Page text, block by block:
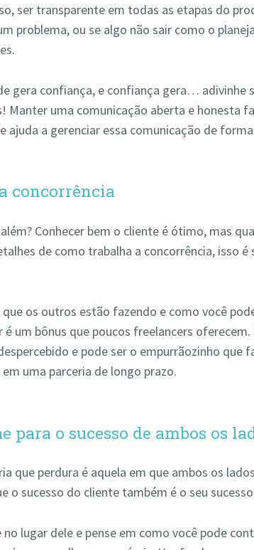
ser transparente em todas as etapas do
problema, ou se algo não sair como o
gera confiança, e confiança gera… adivinhe
Manter uma comunicação aberta e honesta
ajuda a gerenciar essa comunicação de
concorrência
Conhecer bem o cliente é ótimo, mas
de como trabalha a concorrência, isso é
os outros estão fazendo e como você
é um bônus que poucos freelancers
e pode ser o empurrãozinho que
uma parceria de longo prazo.
para o sucesso de ambos os
que perdura é aquela em que ambos os
o sucesso do cliente também é o seu
no lugar dele e pense em como você pode